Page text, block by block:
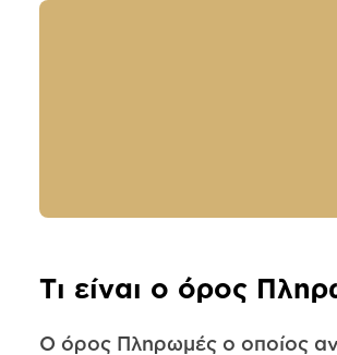
Τι είναι ο όρος
Ο όρος Πληρωμές ο οποίος